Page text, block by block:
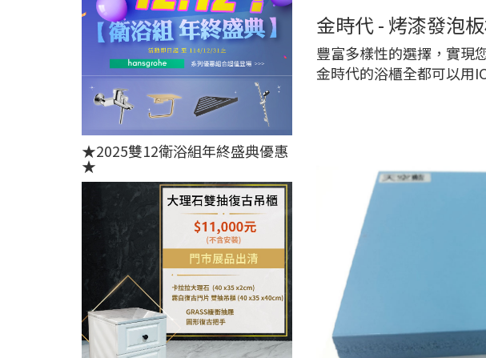
★2025雙12衛浴組年終盛典優惠
★
金時代 - 烤漆發泡
豐富多樣性的選擇，實現
金時代的浴櫃全都可以用